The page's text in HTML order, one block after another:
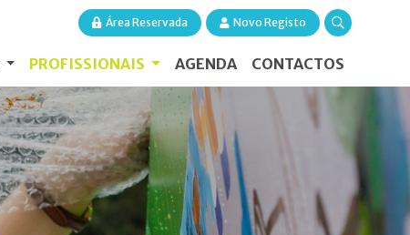
Área Reservada Novo Registo
PROFISSIONAIS AGENDA CONTACTOS